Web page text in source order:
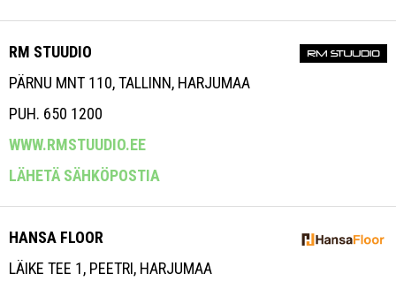
RM STUUDIO
PÄRNU MNT 110, TALLINN, HARJUMAA
PUH. 650 1200
WWW.RMSTUUDIO.EE
LÄHETÄ SÄHKÖPOSTIA
HANSA FLOOR
LÄIKE TEE 1, PEETRI, HARJUMAA